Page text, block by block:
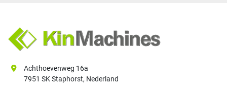
Achthoevenweg 16a
7951 SK Staphorst, Nederland